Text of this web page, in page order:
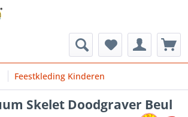
Feestkleding Kinderen
Skelet Doodgraver Beul